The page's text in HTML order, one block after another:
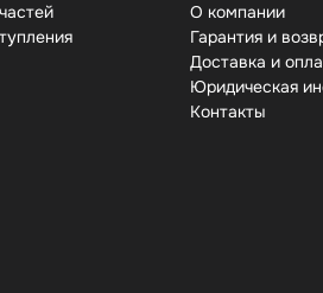
О компании
Гарантия и
Доставка и
Юридическая
Контакты